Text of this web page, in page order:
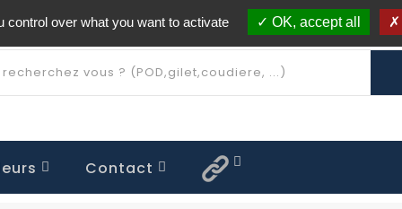
Livraison offerte à partir de 250€ d'achat (*)
Contact
over what you want to activate OK, accept all